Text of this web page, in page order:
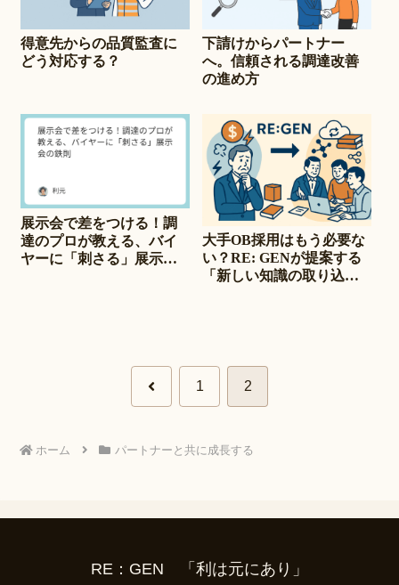
得意先からの品質監査に
どう対応する？
下請けからパートナー
へ。信頼される調達改善
の進め方
展示会で差をつける！調
達のプロが教える、バイ
ヤーに「刺さる」展示会
大手OB採用はもう必要な
い？RE: GENが提案する
「新しい知識の取り込み
前 1 2
ホーム パートナーと共に成長する
RE：GEN 「利は元にあり」